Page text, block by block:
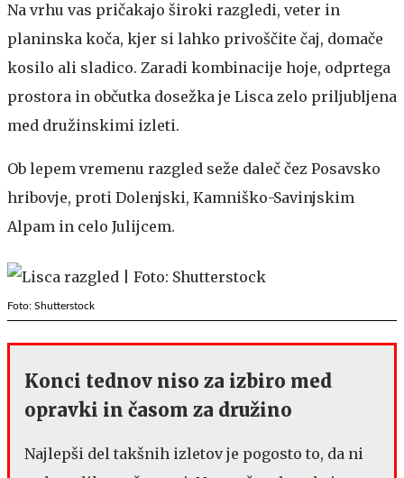
Na vrhu vas pričakajo široki razgledi, veter in
planinska koča, kjer si lahko privoščite čaj, domače
kosilo ali sladico. Zaradi kombinacije hoje, odprtega
prostora in občutka dosežka je Lisca zelo priljubljena
med družinskimi izleti.
Ob lepem vremenu razgled seže daleč čez Posavsko
hribovje, proti Dolenjski, Kamniško-Savinjskim
Alpam in celo Julijcem.
Foto: Shutterstock
Konci tednov niso za izbiro med
opravki in časom za družino
Najlepši del takšnih izletov je pogosto to, da ni